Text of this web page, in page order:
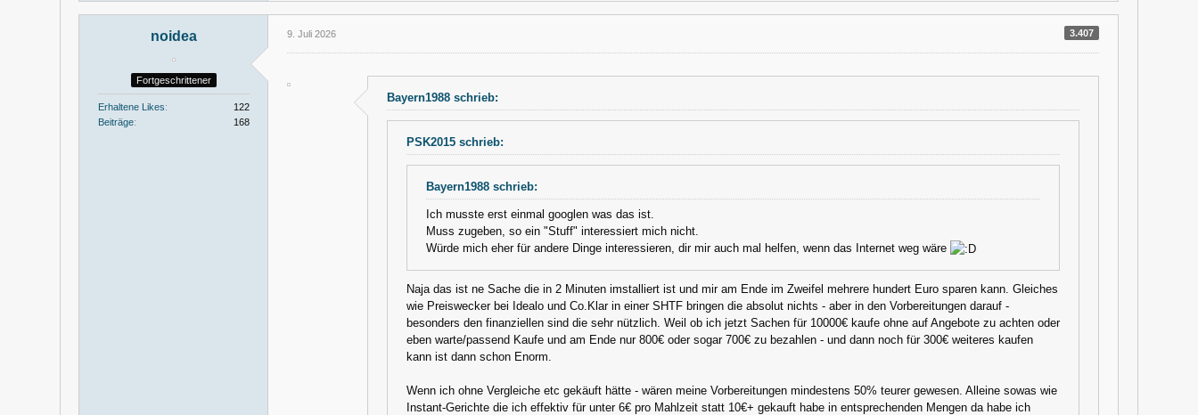
noidea
Fortgeschrittener
Erhaltene Likes
122
Beiträge
168
3.407
9. Juli 2026
Bayern1988 schrieb:
PSK2015 schrieb:
Bayern1988 schrieb:
Ich musste erst einmal googlen was das ist.
Muss zugeben, so ein "Stuff" interessiert mich nicht.
Würde mich eher für andere Dinge interessieren, dir mir auch mal helfen, wenn das Internet weg wäre
Naja das ist ne Sache die in 2 Minuten imstalliert ist und mir am Ende im Zweifel mehrere hundert Euro sparen kann. Gleiches
wie Preiswecker bei Idealo und Co.Klar in einer SHTF bringen die absolut nichts - aber in den Vorbereitungen darauf -
besonders den finanziellen sind die sehr nützlich. Weil ob ich jetzt Sachen für 10000€ kaufe ohne auf Angebote zu achten oder
eben warte/passend Kaufe und am Ende nur 800€ oder sogar 700€ zu bezahlen - und dann noch für 300€ weiteres kaufen
kann ist dann schon Enorm.
Wenn ich ohne Vergleiche etc gekäuft hätte - wären meine Vorbereitungen mindestens 50% teurer gewesen. Alleine sowas wie
Instant-Gerichte die ich effektiv für unter 6€ pro Mahlzeit statt 10€+ gekauft habe in entsprechenden Mengen da habe ich